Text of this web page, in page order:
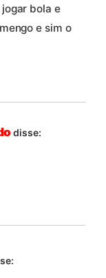
bola e
e sim o
disse: